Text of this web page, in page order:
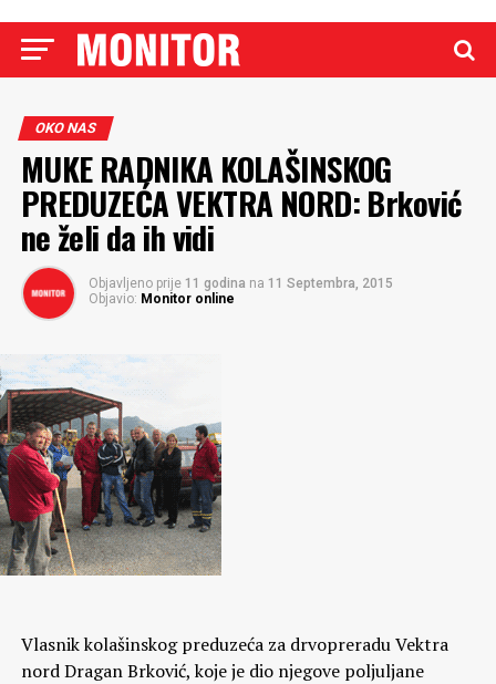
OKO NAS
MUKE RADNIKA KOLAŠINSKOG
PREDUZEĆA VEKTRA NORD: Brković
ne želi da ih vidi
Objavljeno prije 11 godina na 11 Septembra, 2015
Objavio: Monitor online
Vlasnik kolašinskog preduzeća za drvopreradu Vektra
nord Dragan Brković, koje je dio njegove poljuljane